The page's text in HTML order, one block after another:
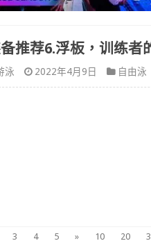
推荐6.浮板，训练者
泳 2022年4月9日 自由泳
3 4 5 » 10 20